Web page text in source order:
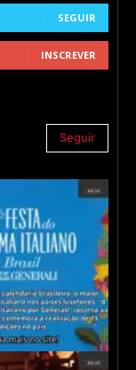
SEGUIR
INSCREVER
Seguir